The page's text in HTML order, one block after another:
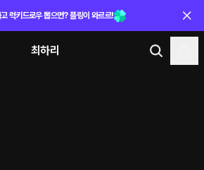
럭키드로우 뽑으면? 플링이 와르르!
최하리